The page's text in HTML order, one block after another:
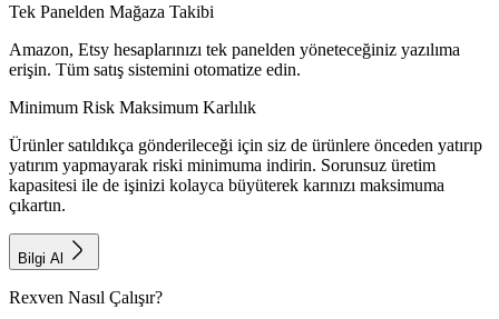
Tek Panelden Mağaza Takibi
Amazon, Etsy hesaplarınızı tek panelden yöneteceğiniz yazılıma
erişin. Tüm satış sistemini otomatize edin.
Minimum Risk Maksimum Karlılık
Ürünler satıldıkça gönderileceği için siz de ürünlere önceden yatırıp
yatırım yapmayarak riski minimuma indirin. Sorunsuz üretim
kapasitesi ile de işinizi kolayca büyüterek karınızı maksimuma
çıkartın.
Bilgi Al
Rexven Nasıl Çalışır?